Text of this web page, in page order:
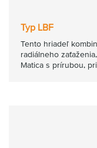
Typ LBF
Tento hriadeľ
radiálneho
Matica s prírubou,